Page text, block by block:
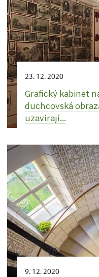
23. 12. 2020
Grafický kabinet
duchcovská
uzavírají...
9. 12. 2020